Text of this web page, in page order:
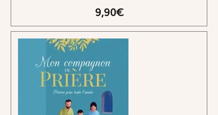
9,90€